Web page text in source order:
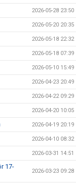
2026-05-28 23:50
2026-05-20 20:35
2026-05-18 22:32
2026-05-18 07:39
2026-05-10 15:49
2026-04-23 20:49
2026-04-22 09:29
2026-04-20 10:05
2026-04-19 20:19
2026-04-10 08:32
2026-03-31 14:51
17-
2026-03-23 09:28